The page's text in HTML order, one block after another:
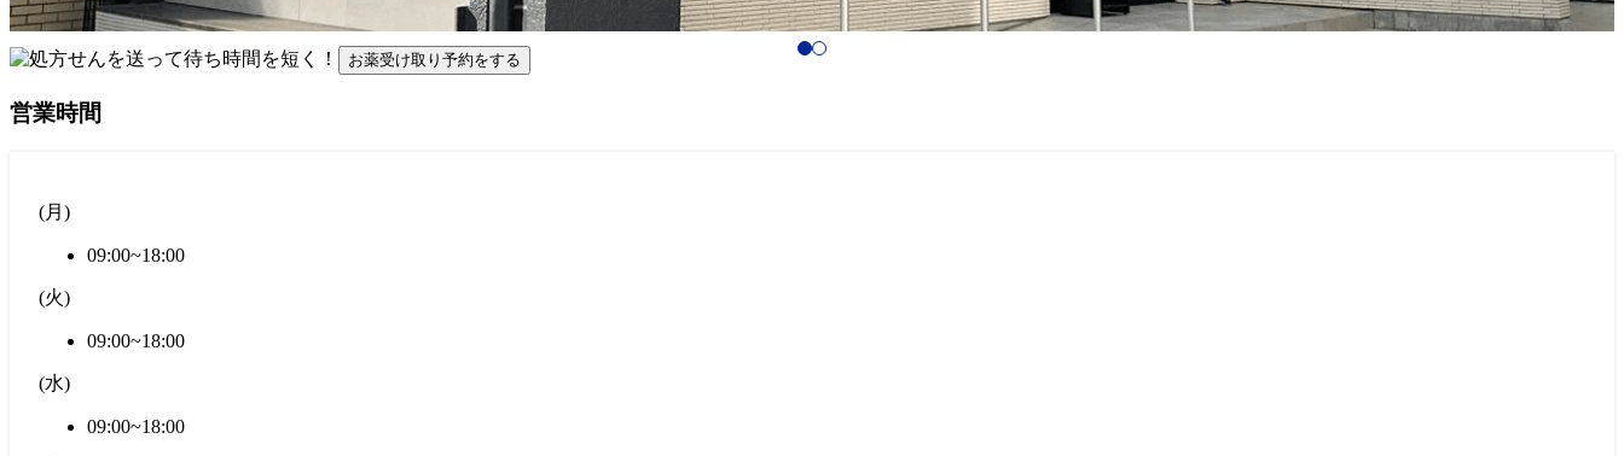
お薬受け取り予約をする
営業時間
(月 )
09:00~18:00
(火)
09:00~18:00
(水)
09:00~18:00